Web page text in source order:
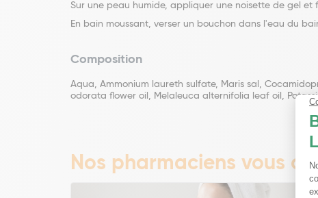
Sur une peau humide, appliquer une noisette de gel et
En bain moussant, verser un bouchon dans l'eau du
Composition
Aqua, Ammonium laureth sulfate, Maris sal,
odorata flower oil, Melaleuca alternifolia leaf oil,
Nos pharmaciens vous